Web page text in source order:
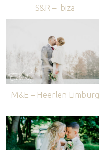
S&R – Ibiza
M&E – Heerlen Limburg